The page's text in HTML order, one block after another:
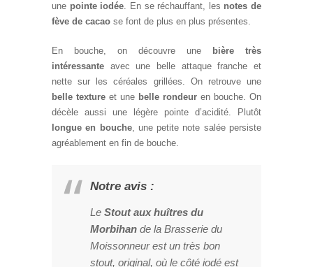
une pointe iodée. En se réchauffant, les notes de
fève de cacao se font de plus en plus présentes.
En bouche, on découvre une
bière très
intéressante avec une belle attaque franche et
nette sur les céréales grillées. On retrouve une
belle texture et une belle rondeur en bouche. On
décèle aussi une légère pointe d’acidité. Plutôt
longue en bouche, une petite note salée persiste
agréablement en fin de bouche.
Notre avis :
Le Stout aux huîtres du
Morbihan de la Brasserie du
Moissonneur est un très bon
stout, original, où le côté iodé est